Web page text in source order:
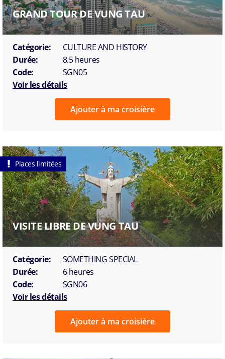
GRAND TOUR DE VUNG TAU
Catégorie:
CULTURE AND HISTORY
Durée:
8.5 heures
Code:
SGN05
Voir les détails
Ajouter à ma croisière
Places limitées
VISITE LIBRE DE VUNG TAU
Catégorie:
SOMETHING SPECIAL
Durée:
6 heures
Code:
SGN06
Voir les détails
Ajouter à ma croisière